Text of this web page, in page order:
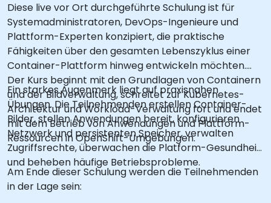
Diese live vor Ort durchgeführte Schulung ist für
Systemadministratoren, DevOps-Ingenieure und
Plattform-Experten konzipiert, die praktische
Fähigkeiten über den gesamten Lebenszyklus einer
Container-Plattform hinweg entwickeln möchten.
Der Kurs beginnt mit den Grundlagen von Containern
und der Bildverwaltung, schreitet zur Kubernetes-
Architektur und Workload-Verwaltung fort und endet
mit dem Betrieb von Anwendungen und Plattform-
Ressourcen in OpenShift-Umgebungen.
Ein starkes Augenmerk liegt auf praxisnahen
Übungen. Die Teilnehmenden erstellen Container-
Bilder, stellen Anwendungen bereit, konfigurieren
Netzwerk und persistenten Speicher, verwalten
Zugriffsrechte, überwachen die Platform-Gesundheit
und beheben häufige Betriebsprobleme.
Am Ende dieser Schulung werden die Teilnehmenden
in der Lage sein: